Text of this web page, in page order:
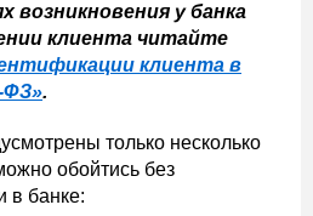
возникновения у банка
клиента читайте
клиента в
ФЗ».
только несколько
обойтись без
в банке: